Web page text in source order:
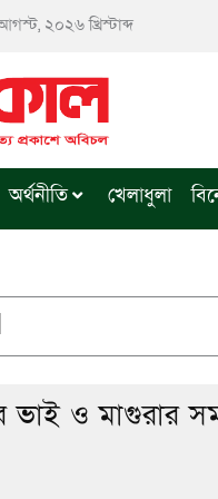
২০২৬ খ্রিস্টাব্দ
অর্থনীতি খেলাধুলা
ও মাগুরার